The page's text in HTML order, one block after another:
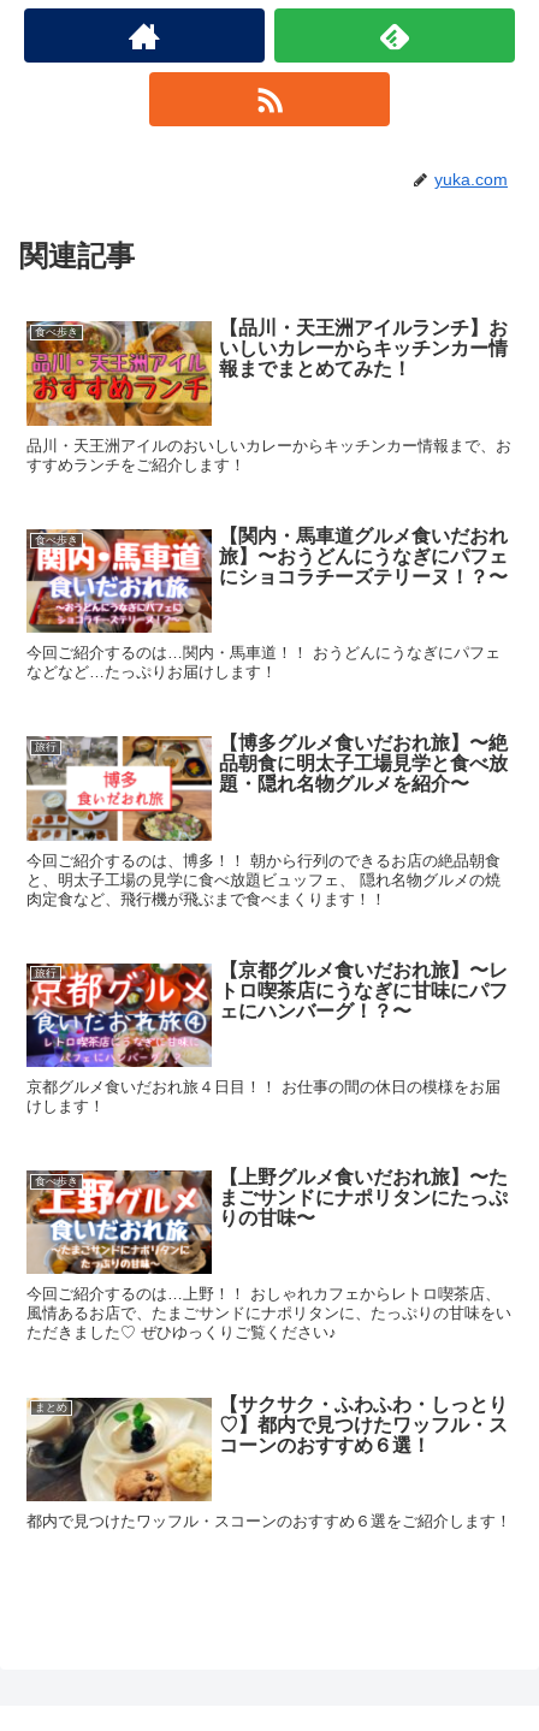
yuka.com
関連記事
食べ歩き
【品川・天王洲アイルランチ】お
いしいカレーからキッチンカー情
報までまとめてみた！
品川・天王洲アイルのおいしいカレーからキッチンカー情報まで、お
すすめランチをご紹介します！
食べ歩き
【関内・馬車道グルメ食いだおれ
旅】〜おうどんにうなぎにパフェ
にショコラチーズテリーヌ！？〜
今回ご紹介するのは…関内・馬車道！！ おうどんにうなぎにパフェ
などなど…たっぷりお届けします！
旅行
【博多グルメ食いだおれ旅】〜絶
品朝食に明太子工場見学と食べ放
題・隠れ名物グルメを紹介〜
今回ご紹介するのは、博多！！ 朝から行列のできるお店の絶品朝食
と、明太子工場の見学に食べ放題ビュッフェ、 隠れ名物グルメの焼
肉定食など、飛行機が飛ぶまで食べまくります！！
旅行
【京都グルメ食いだおれ旅】〜レ
トロ喫茶店にうなぎに甘味にパフ
ェにハンバーグ！？〜
京都グルメ食いだおれ旅４日目！！ お仕事の間の休日の模様をお届
けします！
食べ歩き
【上野グルメ食いだおれ旅】〜た
まごサンドにナポリタンにたっぷ
りの甘味〜
今回ご紹介するのは…上野！！ おしゃれカフェからレトロ喫茶店、
風情あるお店で、たまごサンドにナポリタンに、たっぷりの甘味をい
ただきました♡ ぜひゆっくりご覧ください♪
まとめ
【サクサク・ふわふわ・しっとり
♡】都内で見つけたワッフル・ス
コーンのおすすめ６選！
都内で見つけたワッフル・スコーンのおすすめ６選をご紹介します！